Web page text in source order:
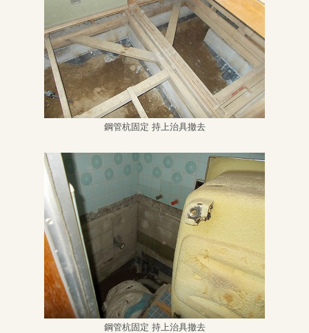
鋼管杭固定 持上治具撤去
鋼管杭固定 持上治具撤去